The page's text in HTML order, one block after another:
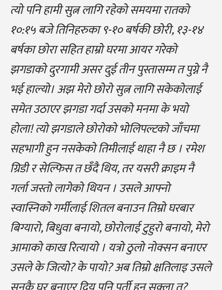
त्यो पनि हामी सुत्न लागि रहेको समयमा रातको
१०:१५ बजे तिनिहरुका ९-१० बर्षकी छोरी, १३-१४
बर्षका छोरा सहित हाम्रो घरमा आयर गरेको
झगडाको दुरगामी असर दुई तीन पुस्तासम्म त पुग्ने नै
भई हाल्यो। अझ मेरो छोरो सुत्न लागि सकेकोलाई
समेत उठाएर झगडा गर्दा उसको मनमा के भयो
होला! त्यो झगडाले छोरोको भोलिपल्टको जाँचमा
सहभागी हुन नसकेको तिमीलाई थाहा नै छ । रमेश
ग्रिडी र सेल्फिस त छँदै थिय, तर यसरी क्राइम नै
गर्ला जस्तो लागेको थियन । उसले आफ्नो
स्वास्निको गर्मीलाई शितल बनाउन तिम्रो घरबार
बिग्यारो, बिधुवा बनायो, छोरोलाई टुहुरो बनायो, मेरो
आमाको काख रित्यायो । यत्रो ठुलो नोक्सन बनाएर
उसले के जित्यो? के पायो? अब तिम्रो क्षतिलाइ उसले